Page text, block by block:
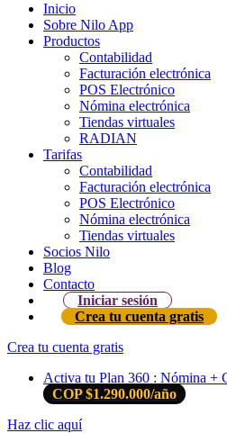
Inicio
Sobre Nilo App
Productos
Contabilidad
Facturación electrónica
POS Electrónico
Nómina electrónica
Tiendas virtuales
RADIAN
Tarifas
Contabilidad
Facturación electrónica
POS Electrónico
Nómina electrónica
Tiendas virtuales
Socios Nilo
Blog
Contacto
Iniciar sesión
Crea tu cuenta gratis
Crea tu cuenta gratis
Activa tu Plan 360 : Nómina +
COP $1.290.000/año
Haz clic aquí